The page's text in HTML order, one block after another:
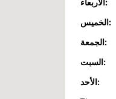
الأربعاء:
الخميس:
الجمعة:
السبت:
الأحد: